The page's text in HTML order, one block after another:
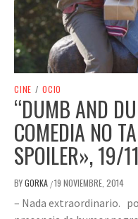
CINE / OCIO
“DUMB AND
COMEDIA NO
SPOILER», 19/
BYGORKA /19 NOVIEMBRE, 2014
– Nada extraordinario.